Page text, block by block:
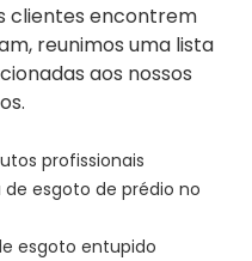
clientes encontrem
reunimos uma lista
aos nossos
profissionais
esgoto de prédio no
esgoto entupido